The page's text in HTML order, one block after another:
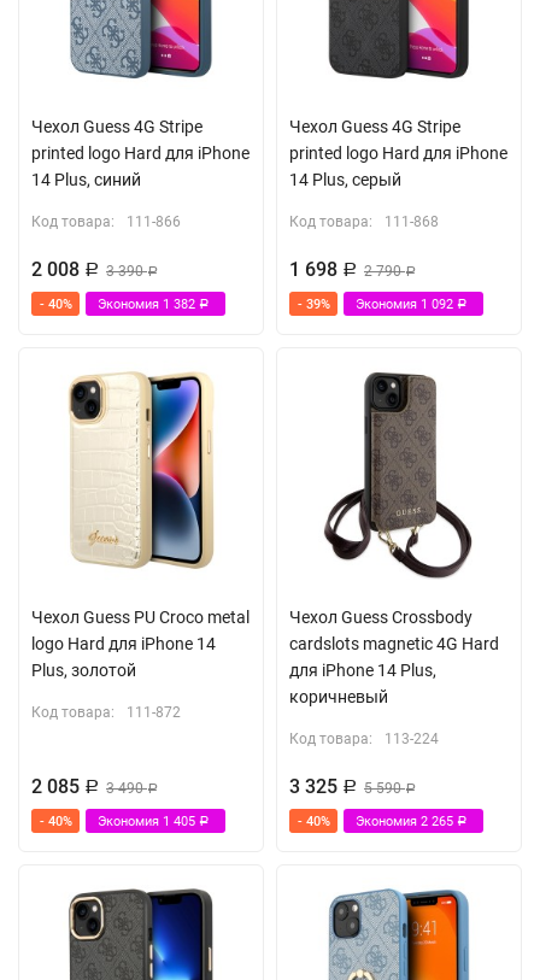
Чехол Guess 4G Stripe
printed logo Hard для iPhone
14 Plus, синий
Код товара: 111-866
2 008 Р 3 390Р
- 40% Экономия 1 382 Р
Чехол Guess 4G Stripe
printed logo Hard для iPhone
14 Plus, серый
Код товара: 111-868
1 698 Р 2 790Р
- 39% Экономия 1 092 Р
Чехол Guess PU Croco metal
logo Hard для iPhone 14
Plus, золотой
Код товара: 111-872
2 085 Р 3 490Р
- 40% Экономия 1 405 Р
Чехол Guess Crossbody
cardslots magnetic 4G Hard
для iPhone 14 Plus,
коричневый
Код товара: 113-224
3 325 Р 5 590Р
- 40% Экономия 2 265 Р